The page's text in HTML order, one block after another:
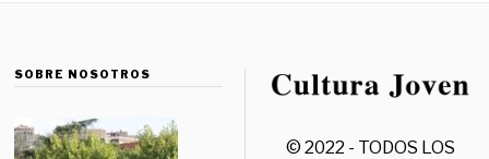
SOBRE NOSOTROS
© 2022 - TODOS LOS